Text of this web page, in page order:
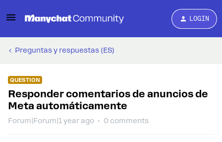
LOGIN
Preguntas y respuestas (ES)
QUESTION
Responder comentarios de anuncios de
Meta automáticamente
Forum|Forum|1 year ago 0 comments